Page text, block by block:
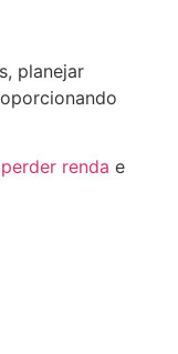
planejar
renda e